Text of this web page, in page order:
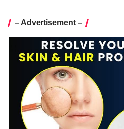
– Advertisement –